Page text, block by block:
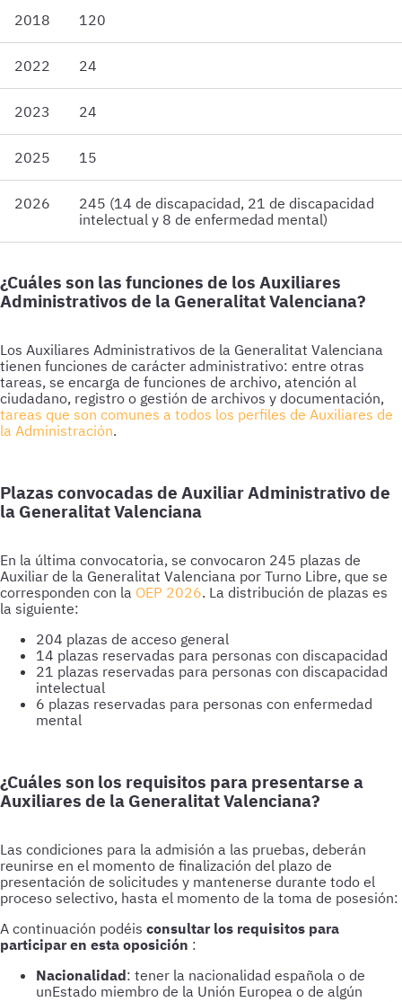
2018 120
2022 24
2023 24
2025 15
2026
245 (14 de discapacidad, 21 de discapacidad
intelectual y 8 de enfermedad mental)
¿Cuáles son las funciones de los Auxiliares
Administrativos de la Generalitat Valenciana?
Los Auxiliares Administrativos de la Generalitat Valenciana
tienen funciones de carácter administrativo: entre otras
tareas, se encarga de funciones de archivo, atención al
ciudadano, registro o gestión de archivos y documentación,
tareas que son comunes a todos los perfiles de Auxiliares de
la Administración.
Plazas convocadas de Auxiliar Administrativo de
la Generalitat Valenciana
En la última convocatoria, se convocaron 245 plazas de
Auxiliar de la Generalitat Valenciana por Turno Libre, que se
corresponden con la OEP 2026. La distribución de plazas es
la siguiente:
204 plazas de acceso general
14 plazas reservadas para personas con discapacidad
21 plazas reservadas para personas con discapacidad
intelectual
6 plazas reservadas para personas con enfermedad
mental
¿Cuáles son los requisitos para presentarse a
Auxiliares de la Generalitat Valenciana?
Las condiciones para la admisión a las pruebas, deberán
reunirse en el momento de finalización del plazo de
presentación de solicitudes y mantenerse durante todo el
proceso selectivo, hasta el momento de la toma de posesión:
A continuación podéis consultar los requisitos para
participar en esta oposición :
Nacionalidad: tener la nacionalidad española o de
unEstado miembro de la Unión Europea o de algún